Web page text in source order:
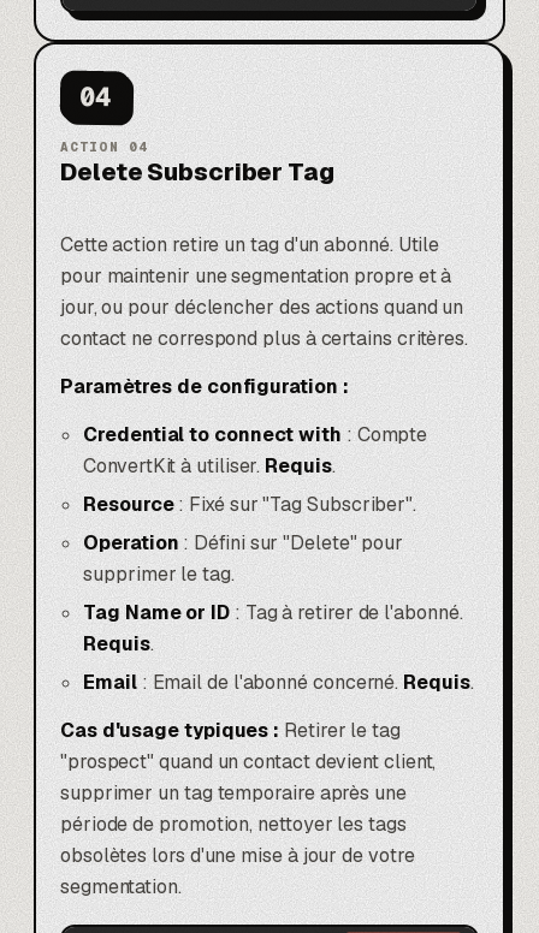
04
ACTION 04
Delete Subscriber Tag
Cette action retire un tag d'un abonné. Utile
pour maintenir une segmentation propre et à
jour, ou pour déclencher des actions quand un
contact ne correspond plus à certains critères.
Paramètres de configuration :
Credential to connect with: Compte
ConvertKit à utiliser.Requis.
Resource: Fixé sur "Tag Subscriber".
Operation: Défini sur "Delete" pour
supprimer le tag.
Tag Name or ID: Tag à retirer de l'abonné.
Requis.
Email: Email de l'abonné concerné.Requis.
Cas d'usage typiques : Retirer le tag
"prospect" quand un contact devient client,
supprimer un tag temporaire après une
période de promotion, nettoyer les tags
obsolètes lors d'une mise à jour de votre
segmentation.